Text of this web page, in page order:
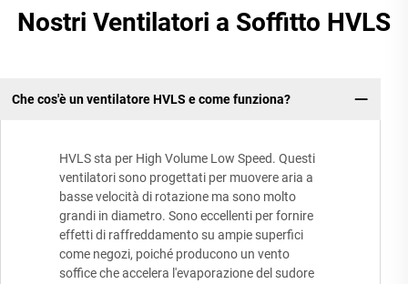
Nostri Ventilatori a Soffitto HVLS
Che cos'è un ventilatore HVLS e come funziona?
HVLS sta per High Volume Low Speed. Questi
ventilatori sono progettati per muovere aria a
basse velocità di rotazione ma sono molto
grandi in diametro. Sono eccellenti per fornire
effetti di raffreddamento su ampie superfici
come negozi, poiché producono un vento
soffice che accelera l'evaporazione del sudore